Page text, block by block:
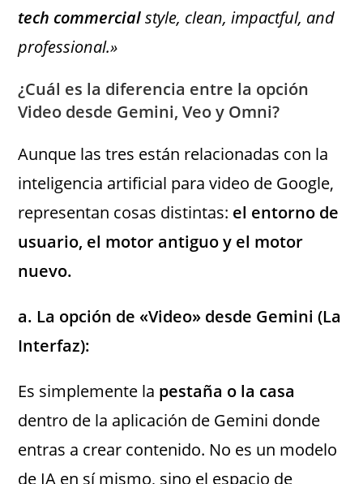
tech commercialstyle, clean, impactful, and
professional.»
¿Cuál es la diferencia entre la opción
Video desde Gemini, Veo y Omni?
Aunque las tres están relacionadas con la
inteligencia artificial para video de Google,
representan cosas distintas: el entorno de
usuario, el motor antiguo y el motor
nuevo.
a. La opción de «Video» desde Gemini (La
Interfaz):
Es simplemente la pestaña o la casa
dentro de la aplicación de Gemini donde
entras a crear contenido. No es un modelo
de IA en sí mismo, sino el espacio de